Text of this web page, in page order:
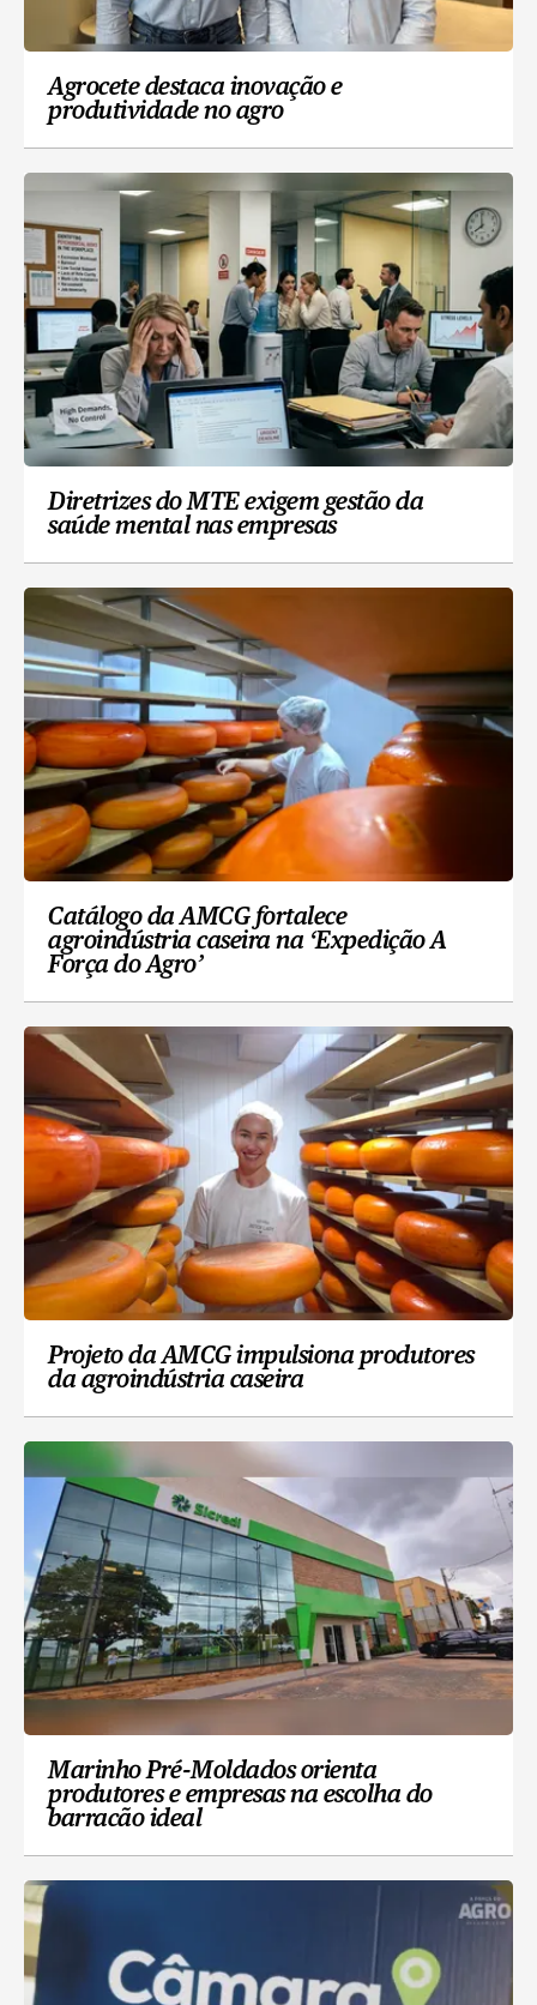
Agrocete destaca inovação e
produtividade no agro
Diretrizes do MTE exigem gestão da
saúde mental nas empresas
Catálogo da AMCG fortalece
agroindústria caseira na ‘Expedição A
Força do Agro’
Projeto da AMCG impulsiona produtores
da agroindústria caseira
Marinho Pré-Moldados orienta
produtores e empresas na escolha do
barracão ideal